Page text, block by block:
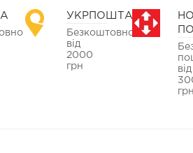
УКРПОШТА
Безкоштовно
від
2000
грн
від
грн